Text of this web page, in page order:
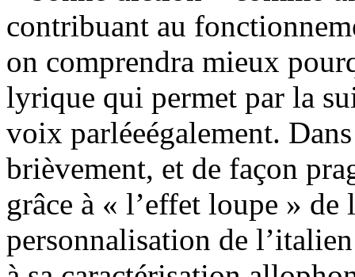
contribuant au
on comprendra mieux
lyrique qui permet par la
voix parléeégalement.
brièvement, et de façon
grâce à « l’effet loupe » de
personnalisation de